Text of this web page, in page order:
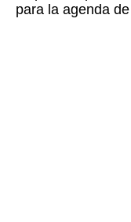
para la agenda